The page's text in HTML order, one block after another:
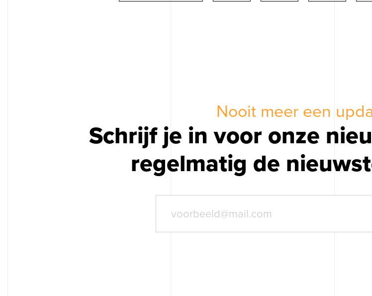
Nooit meer een
Schrijf je in voor onze
regelmatig de
Op zoek naar
Contact opnemen
Blog
070 -